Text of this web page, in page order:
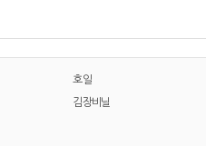
호일
김장비닐